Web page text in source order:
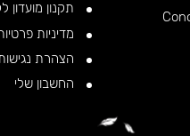
תקנון מועדון
מדיניות
הצהרת
החשבון שלי